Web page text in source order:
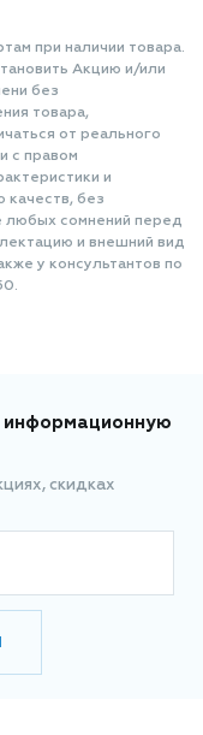
при наличии товара.
Акцию и/или
без
товара,
от реального
с правом
и
без
любых сомнений перед
и внешний вид
у консультантов по
информационную
скидках